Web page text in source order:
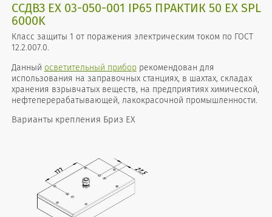
ССДВЗ ЕХ 03-050-001 IP65 ПРАКТИК 50 ЕХ SPL
6000K
Класс защиты 1 от поражения электрическим током по ГОСТ
12.2.007.0.
Данный осветительный приборрекомендован для
использования на заправочных станциях, в шахтах, складах
хранения взрывчатых веществ, на предприятиях химической,
нефтеперерабатывающей, лакокрасочной промышленности.
Варианты крепления Бриз EX